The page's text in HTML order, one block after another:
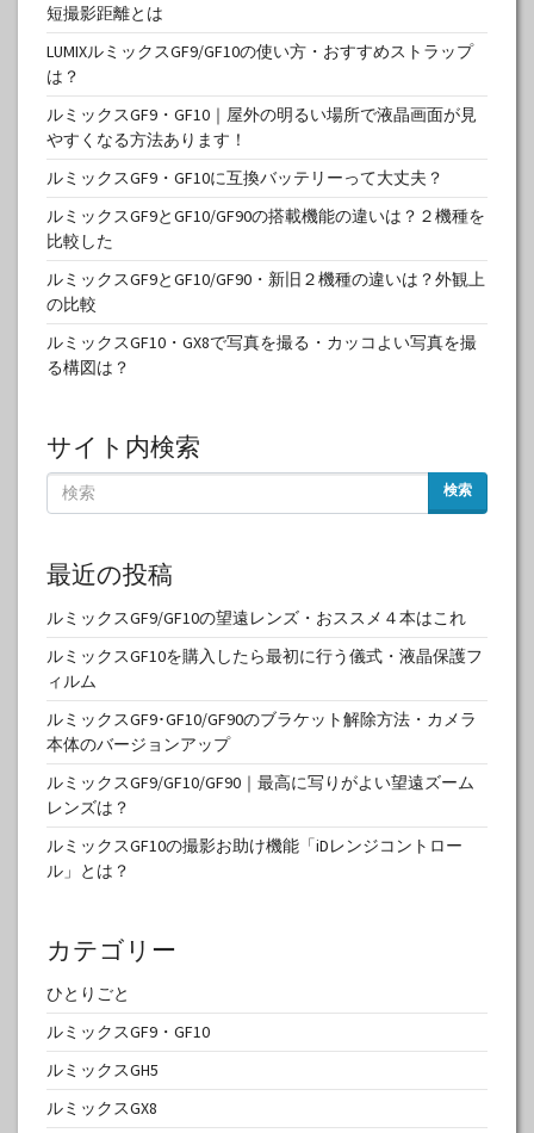
短撮影距離とは
LUMIXルミックスGF9/GF10の使い方・おすすめストラップ
は？
ルミックスGF9・GF10｜屋外の明るい場所で液晶画面が見
やすくなる方法あります！
ルミックスGF9・GF10に互換バッテリーって大丈夫？
ルミックスGF9とGF10/GF90の搭載機能の違いは？２機種を
比較した
ルミックスGF9とGF10/GF90・新旧２機種の違いは？外観上
の比較
ルミックスGF10・GX8で写真を撮る・カッコよい写真を撮
る構図は？
サイト内検索
検索
最近の投稿
ルミックスGF9/GF10の望遠レンズ・おススメ４本はこれ
ルミックスGF10を購入したら最初に行う儀式・液晶保護フ
ィルム
ルミックスGF9･GF10/GF90のブラケット解除方法・カメラ
本体のバージョンアップ
ルミックスGF9/GF10/GF90｜最高に写りがよい望遠ズーム
レンズは？
ルミックスGF10の撮影お助け機能「iDレンジコントロー
ル」とは？
カテゴリー
ひとりごと
ルミックスGF9・GF10
ルミックスGH5
ルミックスGX8